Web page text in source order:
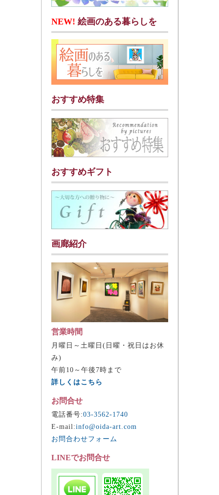
NEW! 絵画のある暮らしを
おすすめ特集
おすすめギフト
画廊紹介
営業時間
月曜日～土曜日(日曜・祝日はお休
み)
午前10～午後7時まで
詳しくはこちら
お問合せ
電話番号:03-3562-1740
E-mail:info@oida-art.com
お問合わせフォーム
LINEでお問合せ